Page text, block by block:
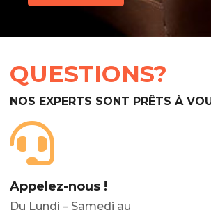
QUESTIONS?
NOS EXPERTS SONT PRÊTS À
Appelez-nous !
Du Lundi – Samedi au